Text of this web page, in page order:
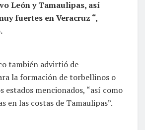
León y Tamaulipas, así
fuertes en Veracruz “,
también advirtió de
la formación de torbellinos o
estados mencionados, “así como
en las costas de Tamaulipas”.